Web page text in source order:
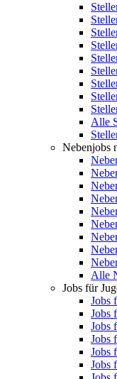
Alle
Nebenjobs
Alle
Jobs für
Jobs
Jobs
Jobs
Jobs
Jobs
Jobs